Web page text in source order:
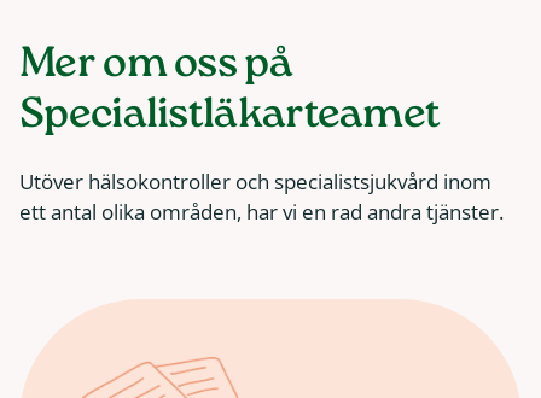
Mer om oss på
Specialistläkarteamet
Utöver hälsokontroller och specialistsjukvård inom
ett antal olika områden, har vi en rad andra tjänster.